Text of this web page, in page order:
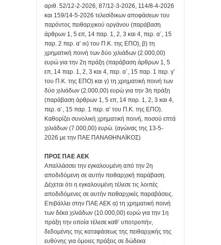
αριθ. 52/12-2-2026, 87/12-3-2026, 114/8-4-2026
και 159/14-5-2026 τελεσίδικων αποφάσεων του
παρόντος πειθαρχικού οργάνου (παράβαση
άρθρων 1, 5 επ, 14 παρ. 1, 2, 3 και 4, περ. α΄, 15
παρ. 2 περ. α’ ιιι) του Π.Κ. της ΕΠΟ), β) τη
χρηματική ποινή των δύο χιλιάδων (2.000,00)
ευρώ για την 2η πράξη (παράβαση άρθρων 1, 5
επ, 14 παρ. 1, 2, 3 και 4, περ. α΄, 15 παρ. 1 περ. γ’
του Π.Κ. της ΕΠΟ) και γ) τη χρηματική ποινή των
δύο χιλιάδων (2.000,00) ευρώ για την 3η πράξη
(παράβαση άρθρων 1, 5 επ, 14 παρ. 1, 2, 3 και 4,
περ. α΄, 15 παρ. 1 περ. α’ του Π.Κ. της ΕΠΟ).
Καθορίζει συνολική χρηματική ποινή, ποσού επτά
χιλιάδων (7.000,00) ευρώ. (αγώνας της 13-5-
2026 με την ΠΑΕ ΠΑΝΑΘΗΝΑΪΚΟΣ)
ΠΡΟΣ ΠΑΕ ΑΕΚ
Απαλλάσσει την εγκαλουμένη από την 2η
αποδιδόμενη σε αυτήν πειθαρχική παράβαση.
Δέχεται ότι η εγκαλουμένη τέλεσε τις λοιπές
αποδιδόμενες σε αυτήν πειθαρχικές παραβάσεις.
Επιβάλλει στην ΠΑΕ ΑΕΚ α) τη χρηματική ποινή
των δέκα χιλιάδων (10.000,00) ευρώ για την 1η
πράξη την οποία τέλεσε καθ’ υποτροπήν,
δεδομένης της καταφάσεως της πειθαρχικής της
ευθύνης για όμοιες πράξεις σε δώδεκα